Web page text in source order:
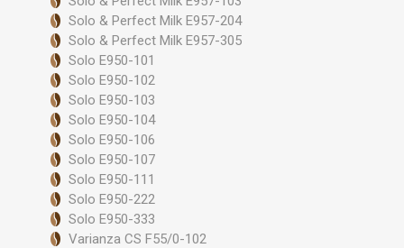
Solo & Perfect Milk E957-204
Solo & Perfect Milk E957-305
Solo E950-101
Solo E950-102
Solo E950-103
Solo E950-104
Solo E950-106
Solo E950-107
Solo E950-111
Solo E950-222
Solo E950-333
Varianza CS F55/0-102